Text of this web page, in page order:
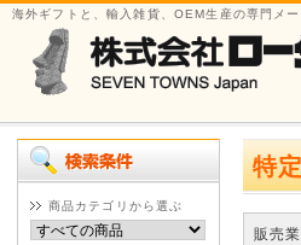
海外ギフトと、輸入雑貨、OEM生産の専門メー
商品カテゴリから選ぶ
特
販売